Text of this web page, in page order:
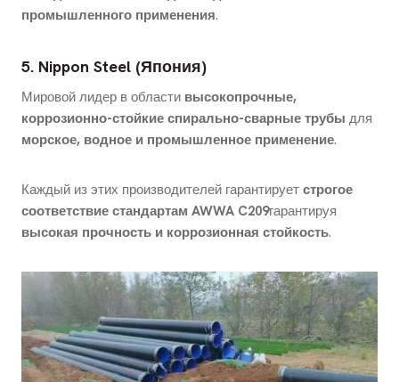
промышленного применения.
5. Nippon Steel (Япония)
Мировой лидер в области высокопрочные,
коррозионно-стойкие спирально-сварные трубы для
морское, водное и промышленное применение.
Каждый из этих производителей гарантирует строгое
соответствие стандартам AWWA C209гарантируя
высокая прочность и коррозионная стойкость.